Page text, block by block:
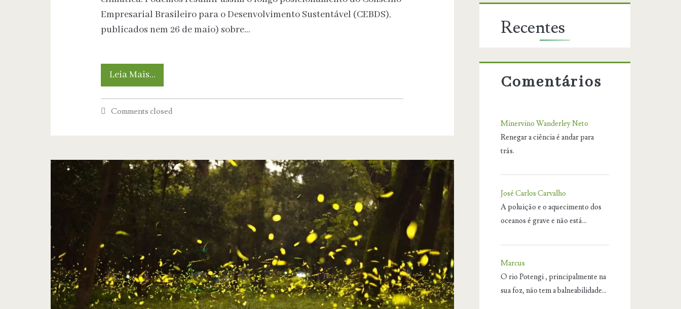
Empresarial Brasileiro para o Desenvolvimento Sustentável (CEBDS),
publicados nem 26 de maio) sobre…
Leia Mais…Decreto
do
carbono
carece
de
bases
para
estímulo
de
Comments closed
Recentes
Comentários
Minervino Wanderley Neto
Renegar a ciência é andar para
trás.
José Carlos Carvalho
A poluição e o aquecimento dos
oceanos é grave e não está…
Marcus
O rio Potengi , principalmente na
sua foz, não tem a balneabilidade…